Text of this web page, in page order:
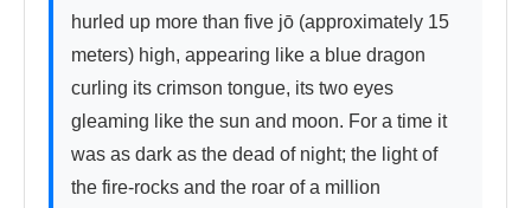
hurled up more than five jō (approximately 15
meters) high, appearing like a blue dragon
curling its crimson tongue, its two eyes
gleaming like the sun and moon. For a time it
was as dark as the dead of night; the light of
the fire-rocks and the roar of a million